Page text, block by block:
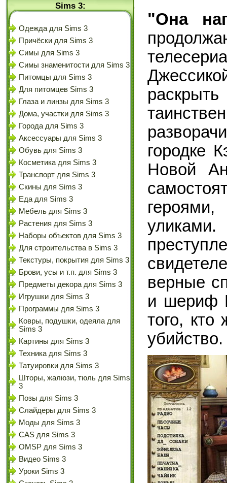
Sims 3:
Одежда для Sims 3
Причёски для Sims 3
Симы для Sims 3
Симы знаменитости для Sims 3
Питомцы для Sims 3
Для питомцев Sims 3
Глаза и линзы для Sims 3
Дома, участки для Sims 3
Города для Sims 3
Аксессуары для Sims 3
Обувь для Sims 3
Косметика для Sims 3
Транспорт для Sims 3
Скины для Sims 3
Еда для Sims 3
Мебель для Sims 3
Растения для Sims 3
Наборы объектов для Sims 3
Для строительства в Sims 3
Текстуры, покрытия для Sims 3
Брови, усы и т.п. для Sims 3
Предметы декора для Sims 3
Игрушки для Sims 3
Программы для Sims 3
Ковры, подушки, одеяла для
Sims 3
Картины для Sims 3
Техника для Sims 3
Татуировки для Sims 3
Шторы, жалюзи, тюль для Sims
3
Позы для Sims 3
Слайдеры для Sims 3
Моды для Sims 3
CAS для Sims 3
OMSP для Sims 3
Видео Sims 3
Уроки Sims 3
"Она
городке
Новой
верные
и шериф
того,
убийство.